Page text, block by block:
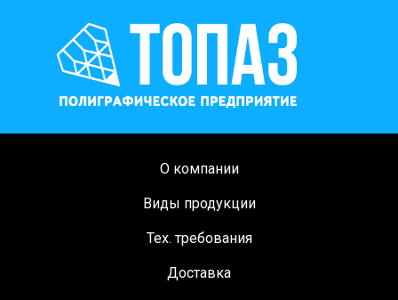
О компании
Виды продукции
Тех. требования
Доставка